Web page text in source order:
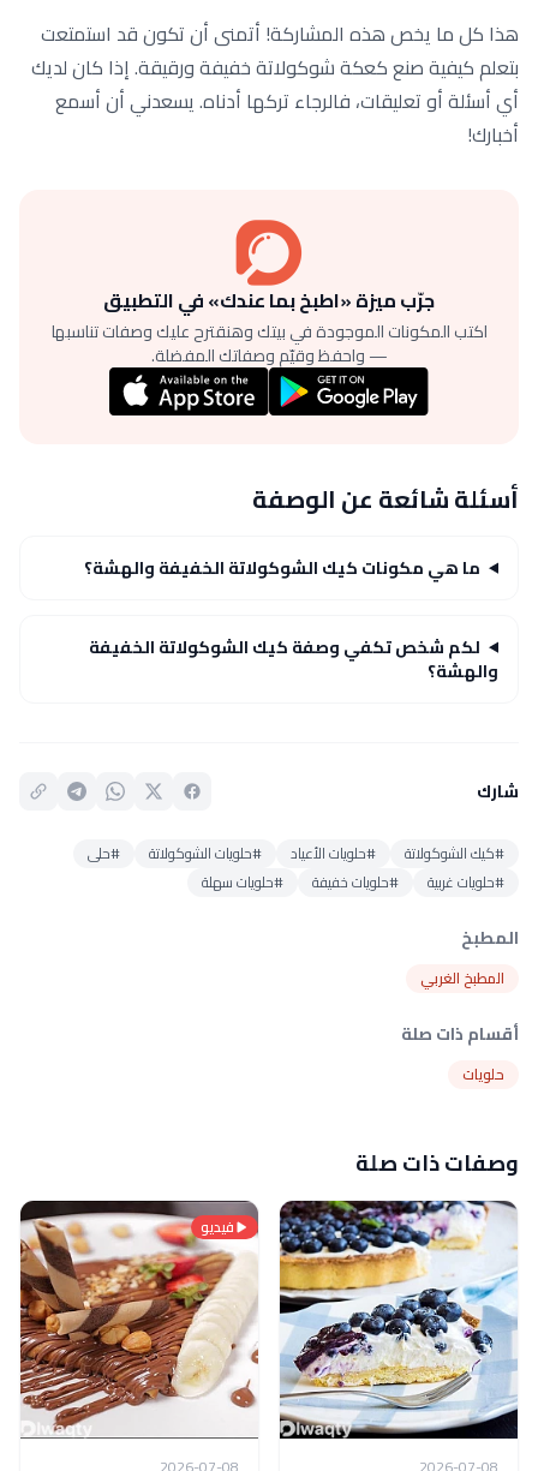
هذا كل ما يخص هذه المشاركة! أتمنى أن تكون قد استمتعت
بتعلم كيفية صنع كعكة شوكولاتة خفيفة ورقيقة. إذا كان لديك
أي أسئلة أو تعليقات، فالرجاء تركها أدناه. يسعدني أن أسمع
أخبارك!
جرّب ميزة «اطبخ بما عندك» في التطبيق
اكتب المكونات الموجودة في بيتك وهنقترح عليك وصفات تناسبها
— واحفظ وقيّم وصفاتك المفضلة.
أسئلة شائعة عن الوصفة
ما هي مكونات كيك الشوكولاتة الخفيفة والهشة؟
لكم شخص تكفي وصفة كيك الشوكولاتة الخفيفة
والهشة؟
شارك
#كيك الشوكولاتة #حلويات الأعياد #حلويات الشوكولاتة
#حلى
#حلويات غربية
#حلويات خفيفة #حلويات سهلة
المطبخ
المطبخ الغربي
أقسام ذات صلة
حلويات
وصفات ذات صلة
فيديو